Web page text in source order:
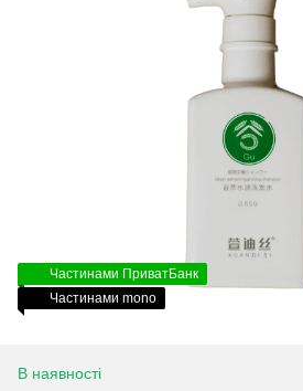
Частинами ПриватБанк
Частинами mono
В наявності